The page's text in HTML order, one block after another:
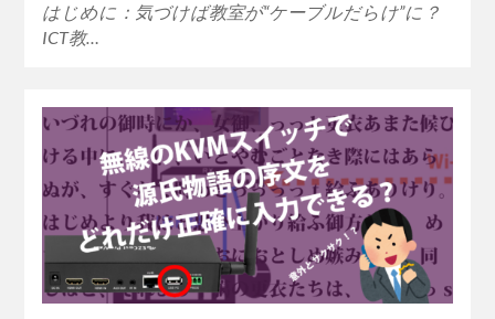
はじめに：気づけば教室が“ケーブルだらけ”に？
ICT教…